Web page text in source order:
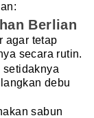
Berlian
agar tetap
secara rutin.
setidaknya
debu
sabun